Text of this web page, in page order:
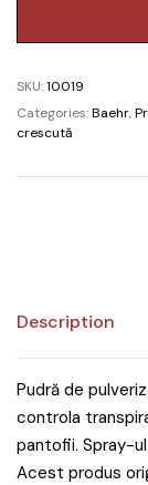
ml
SKU:10019
Categories:Baehr,
crescută
Description
Pudră de
controla
pantofii. Spray-
Acest produs